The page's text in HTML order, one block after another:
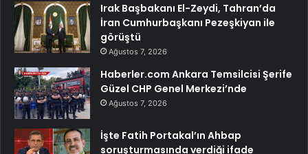
Irak Başbakanı El-Zeydi, Tahran’da
İran Cumhurbaşkanı Pezeşkiyan ile
görüştü
Ağustos 7, 2026
Haberler.com Ankara Temsilcisi Şerife
Güzel CHP Genel Merkezi’nde
Ağustos 7, 2026
İşte Fatih Portakal’ın Ahbap
soruşturmasında verdiği ifade